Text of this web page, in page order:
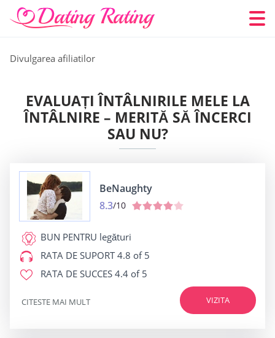
Divulgarea afiliatilor
EVALUAȚI ÎNTÂLNIRILE MELE LA
ÎNTÂLNIRE – MERITĂ SĂ ÎNCERCI
SAU NU?
BeNaughty
8.3/10
BUN PENTRU legături
RATA DE SUPORT4.8 of 5
RATA DE SUCCES 4.4 of 5
VIZITA
CITESTE MAI MULT